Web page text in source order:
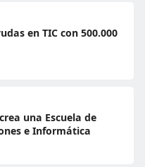
en TIC con 500.000
una Escuela de
e Informática